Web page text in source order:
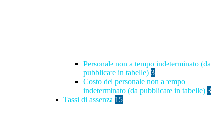
Personale non a tempo indeterminato (da
pubblicare in tabelle) 3
Costo del personale non a tempo
indeterminato (da pubblicare in tabelle) 3
Tassi di assenza 15